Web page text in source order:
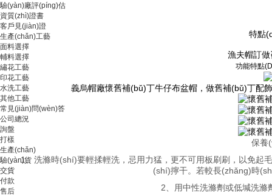
驗(yàn)廠評(píng)估
資質(zhì)證書
客戶見(jiàn)證
生產(chǎn)工藝
面料選擇
輔料選擇
繡花工藝
印花工藝
水洗工藝
其他工藝
常見(jiàn)問(wèn)答
公司總況
詢盤
打樣
生產(chǎn)
驗(yàn)貨
交貨
付款
售后
特點
漁夫帽訂
功能特點
義烏帽廠懷舊補(bǔ)丁牛仔布盆帽，做舊補(bǔ)丁
保養
1、洗滌時(shí)要輕揉輕洗，忌用力猛，更不可用板刷刷，以免起
(shí)擰干。若較長(zhǎng)時(shí)
2、用中性洗滌劑或低堿洗